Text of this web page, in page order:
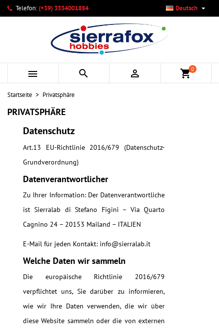
Telefon:(+39) 3334001884 Deutsch 
   shopping_cart0
Startseite Privatsphäre
PRIVATSPHÄRE
Datenschutz
Art.13 EU-Richtlinie 2016/679 (Datenschutz-
Grundverordnung)
Datenverantwortlicher
Zu Ihrer Information: Der Datenverantwortliche
ist Sierralab di Stefano Figini – Via Quarto
Cagnino 24 – 20153 Mailand – ITALIEN
E-Mail für jeden Kontakt: info@sierralab.it
Welche Daten wir sammeln
Die europäische Richtlinie 2016/679
verpflichtet uns, Sie darüber zu informieren,
wie wir Ihre Daten verwenden, die wir über
diese Website sammeln oder die von externen
Ihre Wunschlisten ×
Neue Liste anlegen
((modalTitle)) ×
((confirmMessage))
((cancelText)) ((modalDeleteText))
Wunschliste erstellen ×
Name der Wunschliste
Anmelden ×
Sie müssen angemeldet sein, um Artikel Ihrer Wunschliste
hinzufügen zu können.
Abbrechen Anmelden